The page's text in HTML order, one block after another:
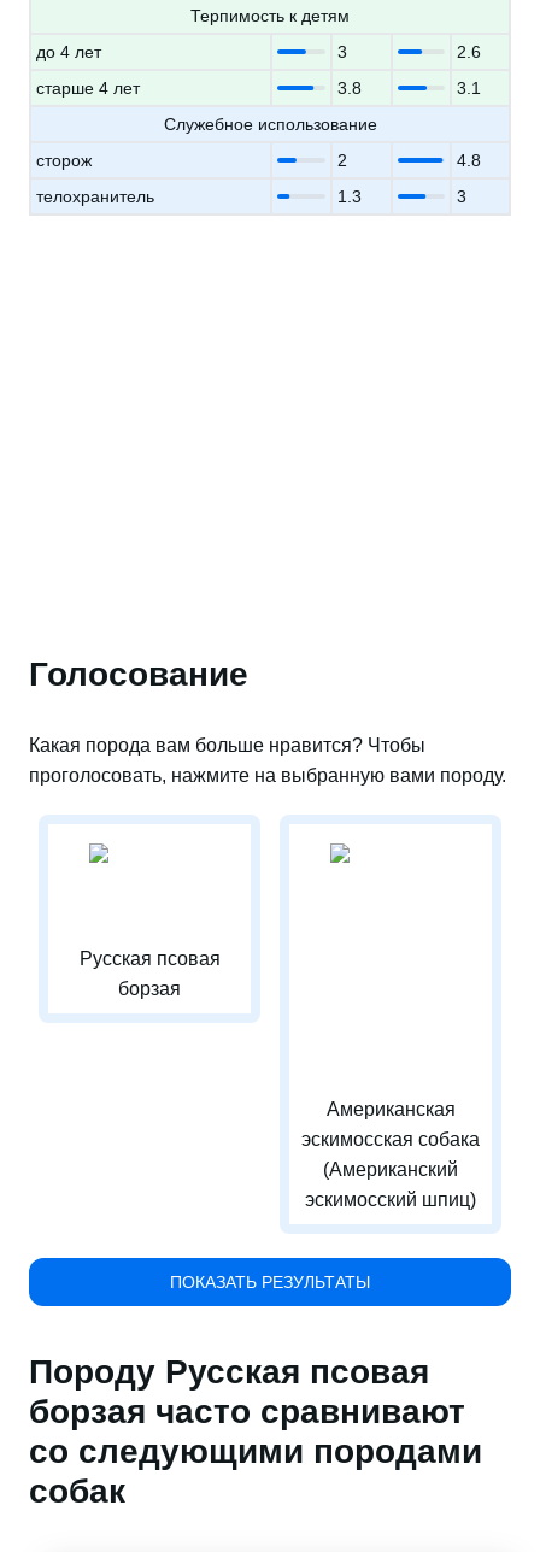
Терпимость к детям
до 4 лет
3
2.6
старше 4 лет
3.8
3.1
Служебное использование
сторож
2
4.8
телохранитель
1.3 3
Голосование
Какая порода вам больше нравится? Чтобы
проголосовать, нажмите на выбранную вами породу.
Русская псовая
борзая
Американская
эскимосская собака
(Американский
эскимосский шпиц)
ПОКАЗАТЬ РЕЗУЛЬТАТЫ
Породу Русская псовая
борзая часто сравнивают
со следующими породами
собак